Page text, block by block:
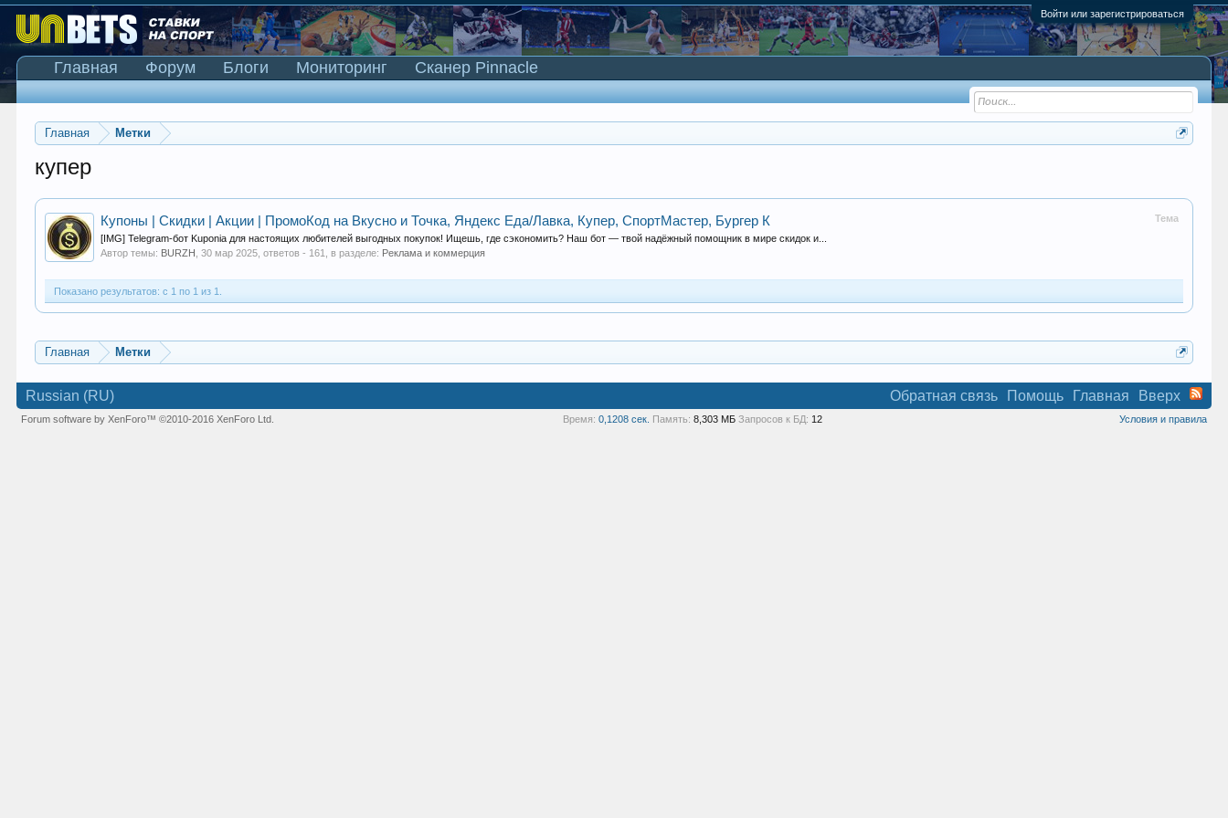
Войти или зарегистрироваться
Главная Метки
купер
Тема
Купоны | Скидки | Акции | ПромоКод на Вкусно и Точка, Яндекс Еда/Лавка, Купер, СпортМастер, Бургер К
[IMG] Telegram-бот Kuponia для настоящих любителей выгодных покупок! Ищешь, где сэкономить? Наш бот — твой надёжный помощник в мире скидок и...
Автор темы: BURZH ,30 мар 2025 , ответов - 161, в разделе: Реклама и коммерция
Показано результатов: с 1 по 1 из 1.
Главная Метки
Главная Форум Блоги Мониторинг Сканер Pinnacle
Russian (RU) Обратная связь Помощь Главная Вверх
Условия и правила
Forum software by XenForo™©2010-2016 XenForo Ltd. Время: 0,1208 сек. Память: 8,303 МБ Запросов к БД: 12